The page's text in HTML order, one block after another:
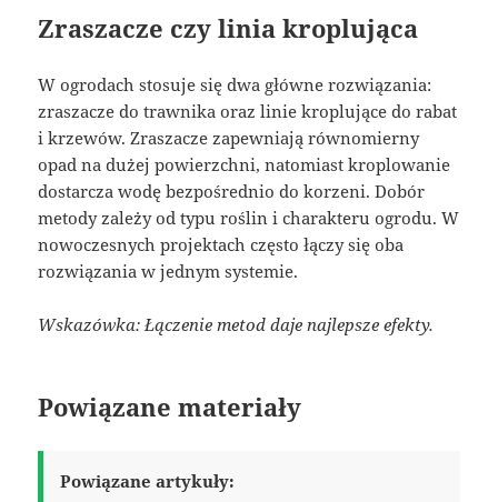
Zraszacze czy linia kroplująca
W ogrodach stosuje się dwa główne rozwiązania:
zraszacze do trawnika oraz linie kroplujące do rabat
i krzewów. Zraszacze zapewniają równomierny
opad na dużej powierzchni, natomiast kroplowanie
dostarcza wodę bezpośrednio do korzeni. Dobór
metody zależy od typu roślin i charakteru ogrodu. W
nowoczesnych projektach często łączy się oba
rozwiązania w jednym systemie.
Wskazówka: Łączenie metod daje najlepsze efekty.
Powiązane materiały
Powiązane artykuły: